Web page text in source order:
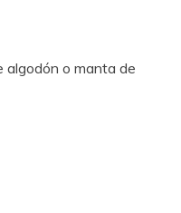
algodón o manta de